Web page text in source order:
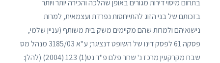
בתחום מיסוי דירות מגורים באופן שהלכה והכירה יותר ויותר
בזכותם של בני הזוג להתייחסות נפרדת ועצמאית, למרות
נישואיהם ולמרות שהם מקיימים משק בית משותף (עניין שלמי,
פסקה 61 לפסק דינו של השופט דנציגר; ע"א 3185/03 מנהל מס
שבח מקרקעין מרכז נ' שחר פלם פ"ד נט(1) 123 (2004) (להלן: